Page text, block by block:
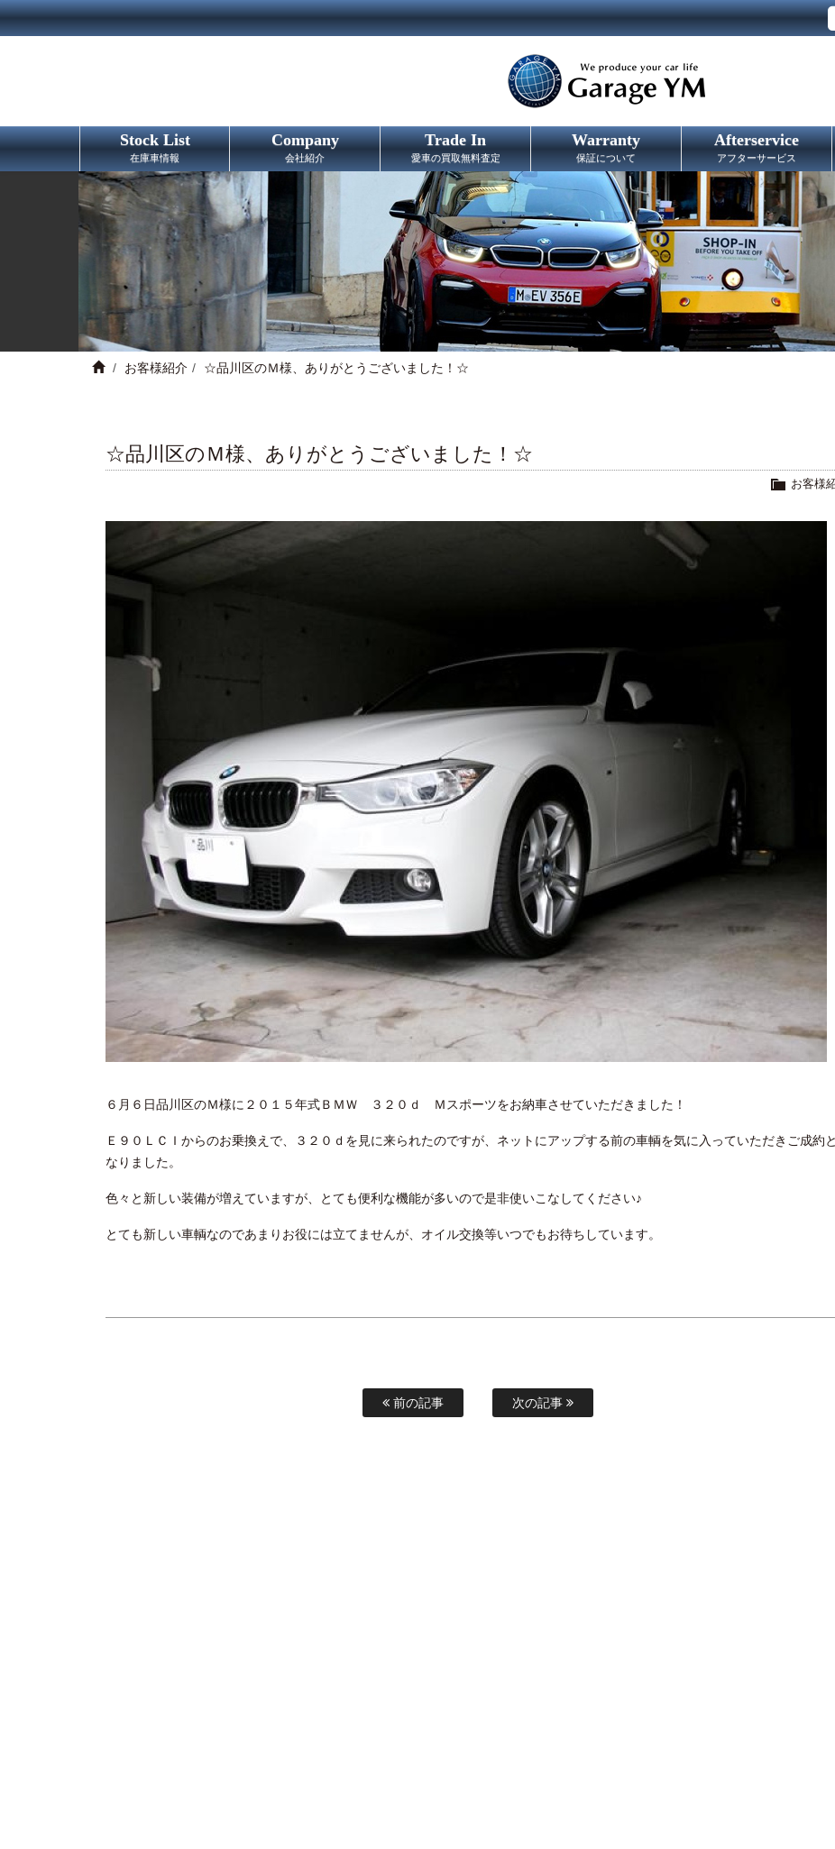
Stock List
在庫車情報
Company
会社紹介
Trade In
愛車の買取無料査定
Warranty
保証について
Afterservice
アフターサービス
お客様紹介 ☆品川区のＭ様、ありがとうございました！☆
☆品川区のＭ様、ありがとうございました！☆
お客様
６月６日品川区のＭ様に２０１５年式ＢＭＷ ３２０ｄ Ｍスポーツをお納車させていただきました！
Ｅ９０ＬＣＩからのお乗換えで、３２０ｄを見に来られたのですが、ネットにアップする前の車輌を気に入っていただきご成約と
なりました。
色々と新しい装備が増えていますが、とても便利な機能が多いので是非使いこなしてください♪
とても新しい車輌なのであまりお役には立てませんが、オイル交換等いつでもお待ちしています。
前の記事 次の記事